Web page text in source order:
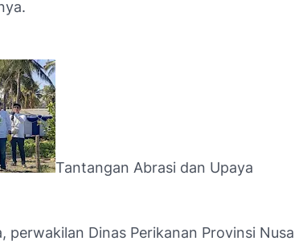
Tantangan Abrasi dan Upaya
perwakilan Dinas Perikanan Provinsi Nusa